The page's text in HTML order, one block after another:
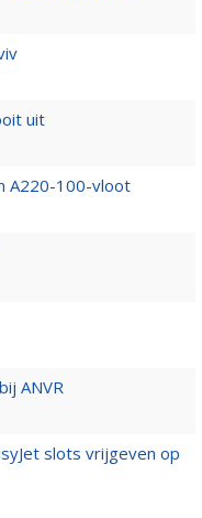
uit
A220-100-vloot
ANVR
slots vrijgeven op